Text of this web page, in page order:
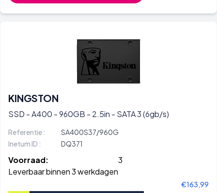
KINGSTON
SSD - A400 - 960GB - 2.5in - SATA 3 (6gb/s)
Referentie :
SA400S37/960G
Inetum ID :
DQ371
Voorraad:
3
Leverbaar binnen 3 werkdagen
€163,99